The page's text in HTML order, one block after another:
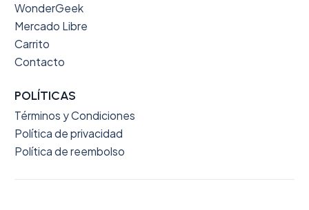
WonderGeek
Mercado Libre
Carrito
Contacto
POLÍTICAS
Términos y Condiciones
Política de privacidad
Política de reembolso